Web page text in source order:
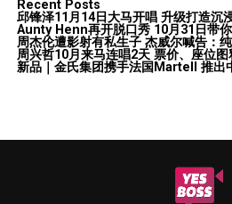
Recent Posts
邱锋泽11月14日大马开唱 升级打造沉
Aunty Henn再开脱口秀 10月31日带你
周杰伦遭影射有私生子 杰威尔喊告：
周兴哲10月来马连唱2天 票价、座位图
新品｜金氏集团携手法国Martell 推出